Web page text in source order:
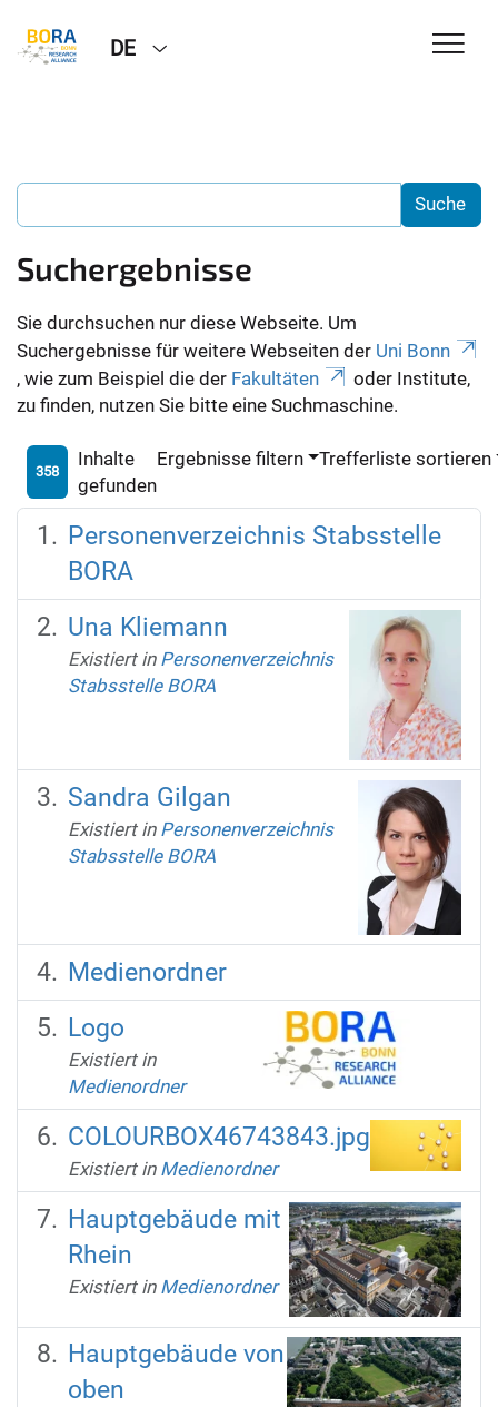
DE
Suchergebnisse
Sie durchsuchen nur diese Webseite. Um
Suchergebnisse für weitere Webseiten der Uni Bonn
, wie zum Beispiel die der Fakultäten
oder Institute,
zu finden, nutzen Sie bitte eine Suchmaschine.
358
Inhalte
gefunden
Ergebnisse filtern Trefferliste sortieren
Personenverzeichnis Stabsstelle
BORA
Una Kliemann
Existiert in Personenverzeichnis
Stabsstelle BORA
Sandra Gilgan
Existiert in Personenverzeichnis
Stabsstelle BORA
Medienordner
Logo
Existiert in
Medienordner
COLOURBOX46743843.jpg
Existiert in Medienordner
Hauptgebäude mit
Rhein
Existiert in Medienordner
Hauptgebäude von
oben